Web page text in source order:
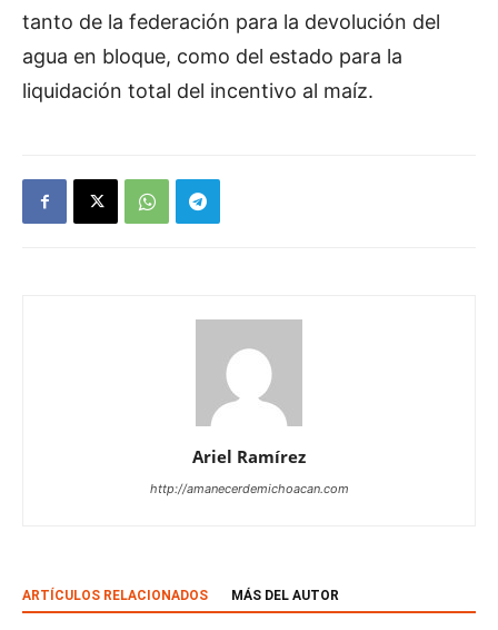
tanto de la federación para la devolución del
agua en bloque, como del estado para la
liquidación total del incentivo al maíz.
Ariel Ramírez
http://amanecerdemichoacan.com
ARTÍCULOS RELACIONADOS MÁS DEL AUTOR